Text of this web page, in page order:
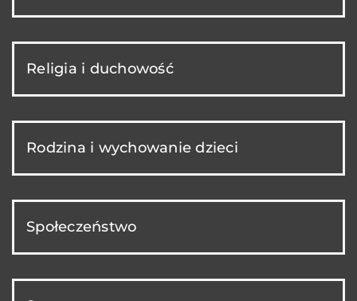
Religia i duchowość
Rodzina i wychowanie dzieci
Społeczeństwo